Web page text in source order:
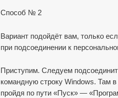
Способ № 2
Вариант подойдёт вам, только
при подсоединении к
Приступим. Следуем
командную строку Windows. Там
пройдя по пути «Пуск» —